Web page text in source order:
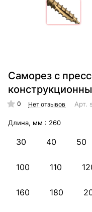
Саморез с
0 Нет отзывов Арт.
Длина, мм : 260
30 40 50
100 110
160 180